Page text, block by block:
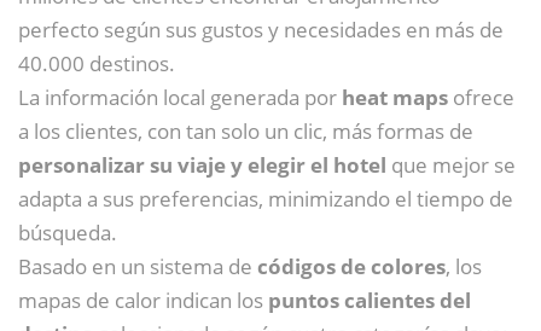
perfecto según sus gustos y necesidades en más de
40.000 destinos.
La información local generada por heat maps ofrece
a los clientes, con tan solo un clic, más formas de
personalizar su viaje y elegir el hotel que mejor se
adapta a sus preferencias, minimizando el tiempo de
búsqueda.
Basado en un sistema de códigos de colores, los
mapas de calor indican los puntos calientes del